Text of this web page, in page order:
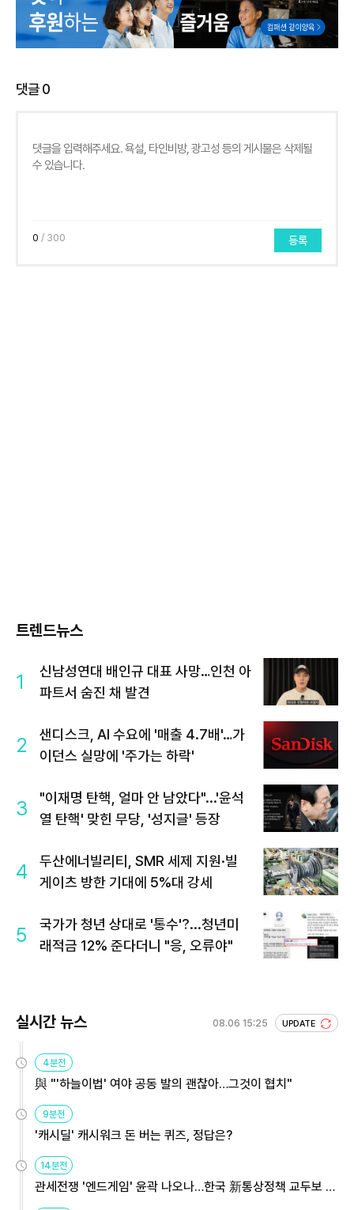
댓글0
0 / 300 등록
트렌드뉴스
1
신남성연대 배인규 대표 사망…인천 아
파트서 숨진 채 발견
2
샌디스크, AI 수요에 '매출 4.7배'…가
이던스 실망에 '주가는 하락'
3
"이재명 탄핵, 얼마 안 남았다"...'윤석
열 탄핵' 맞힌 무당, '성지글' 등장
4
두산에너빌리티, SMR 세제 지원·빌
게이츠 방한 기대에 5%대 강세
5
국가가 청년 상대로 '통수'?...청년미
래적금 12% 준다더니 "응, 오류야"
실시간 뉴스 08.06 15:25 UPDATE
4분전
與 "'하늘이법' 여야 공동 발의 괜찮아…그것이 협치"
9분전
'캐시딜' 캐시워크 돈 버는 퀴즈, 정답은?
14분전
관세전쟁 '엔드게임' 윤곽 나오나…한국 新통상정책 교두보 활
용해야